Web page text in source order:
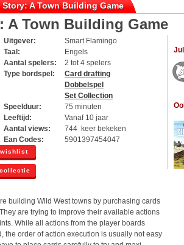
A Town Building Game
A Town Building Game
Uitgever:
Smart Flamingo
Taal:
Engels
Aantal spelers:
2 tot 4 spelers
Type bordspel:
Card drafting
Dobbelspel
Set Collection
Speelduur:
75 minuten
Leeftijd:
Vanaf 10 jaar
Aantal views:
744 keer bekeken
Ean Codes:
5901397454047
wishlist
building Wild West towns by purchasing cards
are trying to improve their available actions
While all actions from the player boards
the order of action execution is usually not easy